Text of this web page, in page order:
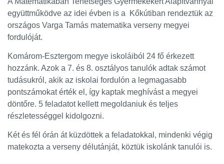
együttműködve az idei évben is a Kőkútiban rendeztük az
országos Varga Tamás matematika verseny megyei
fordulóját.
Komárom-Esztergom megye iskoláiból 24 fő érkezett
hozzánk. Azok a 7. és 8. osztályos tanulók adtak számot
tudásukról, akik az iskolai fordulón a legmagasabb
pontszámokat érték el, így kaptak meghívást a megyei
döntőre. 5 feladatot kellett megoldaniuk és teljes
részletességgel kidolgozni.
Két és fél órán át küzdöttek a feladatokkal, mindenki végig
matekozta a verseny délutánját, köztük iskolánk tanulói is.